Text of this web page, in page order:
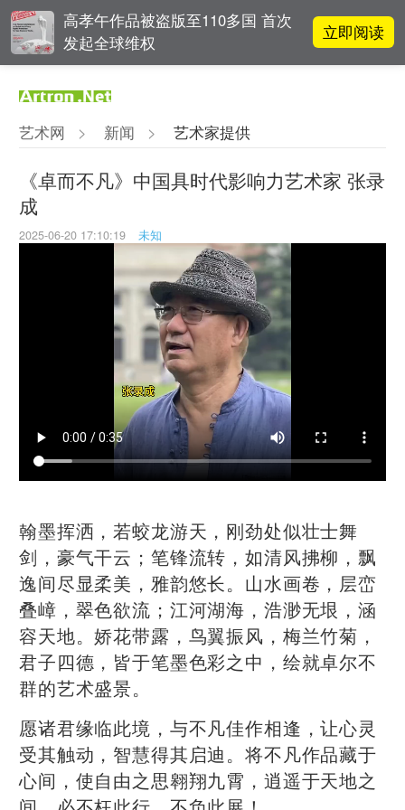
高孝午作品被盗版至110多国 首次
发起全球维权
立即阅读
粤籍留美艺术家
吕晓：北京画院两个中心十年 跨学
科带来齐白石研究新突破
翟莫梵：绘画少年的广阔天空
艺术网 > 新闻 > 艺术家提供
《卓而不凡》中国具时代影响力艺术家 张录
成
2025-06-20 17:10:19 未知
翰墨挥洒，若蛟龙游天，刚劲处似壮士舞
剑，豪气干云；笔锋流转，如清风拂柳，飘
逸间尽显柔美，雅韵悠长。山水画卷，层峦
叠嶂，翠色欲流；江河湖海，浩渺无垠，涵
容天地。娇花带露，鸟翼振风，梅兰竹菊，
君子四德，皆于笔墨色彩之中，绘就卓尔不
群的艺术盛景。
愿诸君缘临此境，与不凡佳作相逢，让心灵
受其触动，智慧得其启迪。将不凡作品藏于
心间，使自由之思翱翔九霄，逍遥于天地之